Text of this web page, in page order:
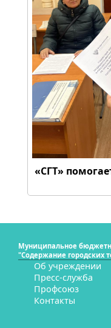
«СГТ»
Муниципальное
"Содержание городских
Об учреждении
Пресс-служба
Профсоюз
Контакты